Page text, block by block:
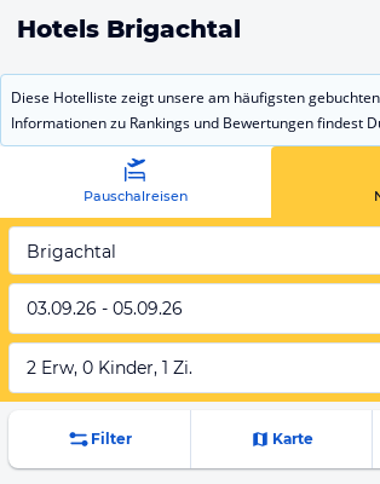
Hotels Brigachtal
Diese Hotelliste zeigt unsere am häufigsten
Informationen zu Rankings und Bewertungen findest
Pauschalreisen
Brigachtal
03.09.26 - 05.09.26
2 Erw, 0 Kinder, 1 Zi.
Filter Karte